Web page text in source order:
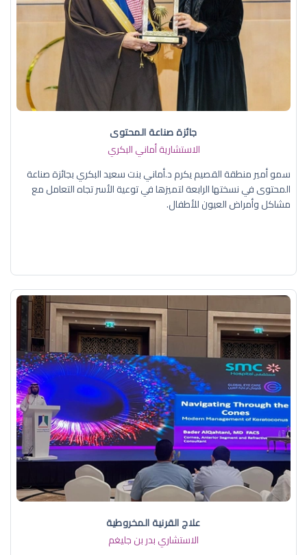
جائزة صناعة المحتوى
الاستشارية أماني البكري
سمو أمير منطقة القصيم يكرم د.أماني بنت سعيد البكري بجائزة صناعة
المحتوى في نسختها الرابعة لتميزها في توعية الأسر تجاه التعامل مع
مشاكل وأمراض العيون للأطفال.
علاج القرنية المخروطية
الاستشاري بدر بن جليغم